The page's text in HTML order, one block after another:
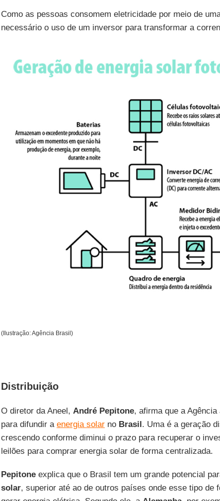
Como as pessoas consomem eletricidade por meio de
necessário o uso de um inversor para transformar a
(Ilustração: Agência Brasil)
Distribuição
O diretor da Aneel, André Pepitone, afirma que a
para difundir a energia solarno Brasil . Uma é a geração
crescendo conforme diminui o prazo para recuperar o
leilões para comprar energia solar de forma centralizada.
Pepitoneexplica que o Brasil tem um grande potencial
solar, superior até ao de outros países onde esse tipo de